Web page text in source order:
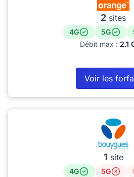
2 sites
4G 5G
Débit max : 2.1
Voir les
1 site
4G 5G